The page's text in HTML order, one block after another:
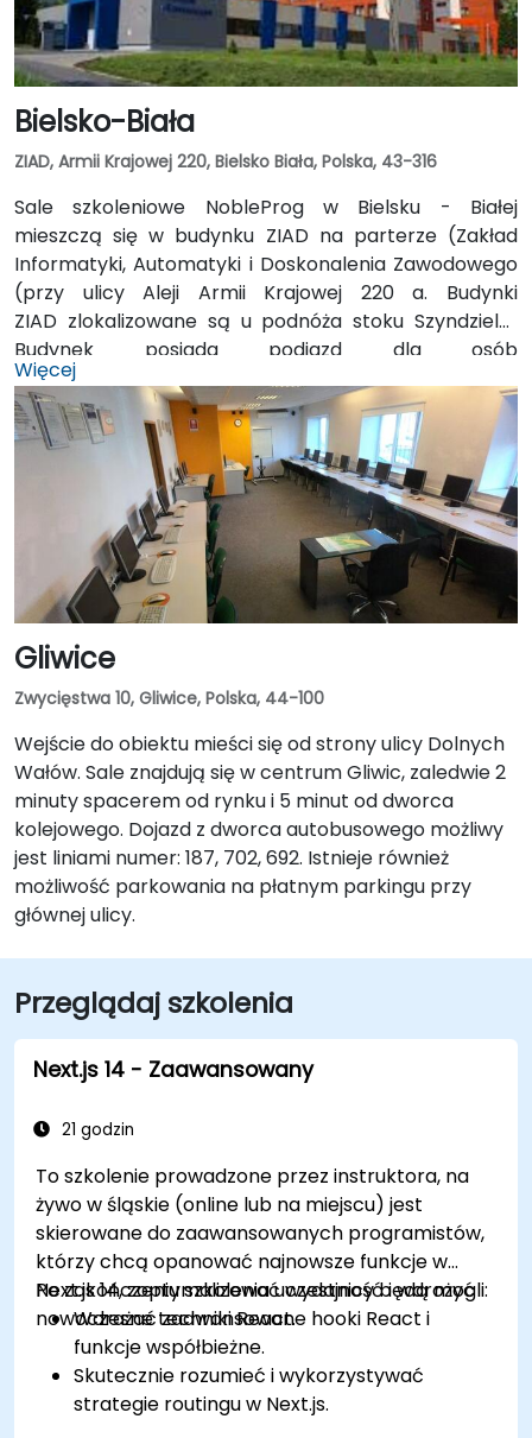
Bielsko-Biała
ZIAD, Armii Krajowej 220, Bielsko Biała, Polska, 43-316
Sale szkoleniowe NobleProg w Bielsku - Białej
mieszczą się w budynku ZIAD na parterze (Zakład
Informatyki, Automatyki i Doskonalenia Zawodowego
(przy ulicy Aleji Armii Krajowej 220 a. Budynki
ZIAD zlokalizowane są u podnóża stoku Szyndzielni.
Budynek posiada podjazd dla osób
niepełnosprawnych. Z dworca PKS należy
skierować się na przystanek Warszawska Dworzec, w
kierunku na północ (po tej samej stronie co dworzec
PKS). Autobus nr 8 w kierunku Szyndzielnia jedzie około
22 minut (9 przystanków). Przystankiem docelowym
jest Armii Krajowej ZIAD, który znajduję się 400
metrów od sali szkoleniowej ZIAD. W ten sam sposób
można dostać się do ZIAD z dworca PKP Bielsko Biała
Główna.
Więcej
Gliwice
Zwycięstwa 10, Gliwice, Polska, 44-100
Wejście do obiektu mieści się od strony ulicy Dolnych
Wałów. Sale znajdują się w centrum Gliwic, zaledwie 2
minuty spacerem od rynku i 5 minut od dworca
kolejowego. Dojazd z dworca autobusowego możliwy
jest liniami numer: 187, 702, 692. Istnieje również
możliwość parkowania na płatnym parkingu przy
głównej ulicy.
Przeglądaj szkolenia
Next.js 14 - Zaawansowany
21 godzin
To szkolenie prowadzone przez instruktora, na
żywo w śląskie (online lub na miejscu) jest
skierowane do zaawansowanych programistów,
którzy chcą opanować najnowsze funkcje w
Next.js 14, zoptymalizować wydajność i wdrożyć
nowoczesne techniki React.
Po zakończeniu szkolenia uczestnicy będą mogli:
Wdrażać zaawansowane hooki React i
funkcje współbieżne.
Skutecznie rozumieć i wykorzystywać
strategie routingu w Next.js.